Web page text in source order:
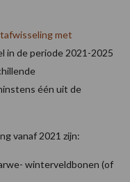
met
in de periode 2021-2025
één uit de
vanaf 2021 zijn:
winterveldbonen (of